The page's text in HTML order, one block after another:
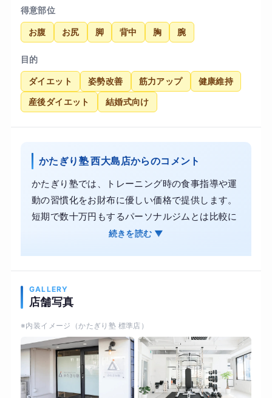
得意部位
お腹 お尻 脚 背中 胸 腕
目的
ダイエット 姿勢改善 筋力アップ 健康維持
産後ダイエット 結婚式向け
かたぎり塾 西大島店からのコメント
かたぎり塾では、トレーニング時の食事指導や運
動の習慣化をお財布に優しい価格で提供します。
短期で数十万円もするパーソナルジムとは比較に
ならないコスパで通塾が可能です。 お客様のライ
また、かたぎり塾では理学療法士が監修した科学
並行して体力や柔軟性、関節の可動域を取り戻し
ます。
続きを読む ▼
GALLERY
店舗写真
※内装イメージ（かたぎり塾 標準店）